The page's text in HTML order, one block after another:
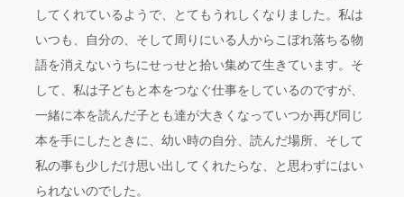
してくれているようで、とてもうれしくなりました。私は
いつも、自分の、そして周りにいる人からこぼれ落ちる物
語を消えないうちにせっせと拾い集めて生きています。そ
して、私は子どもと本をつなぐ仕事をしているのですが、
一緒に本を読んだ子とも達が大きくなっていつか再び同じ
本を手にしたときに、幼い時の自分、読んだ場所、そして
私の事も少しだけ思い出してくれたらな、と思わずにはい
られないのでした。